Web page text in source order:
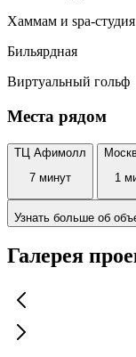
Хаммам и spa-студия
Бильярдная
Виртуальный гольф
Места рядом
ТЦ Афимолл
7 минут
1
Узнать больше об
Галерея